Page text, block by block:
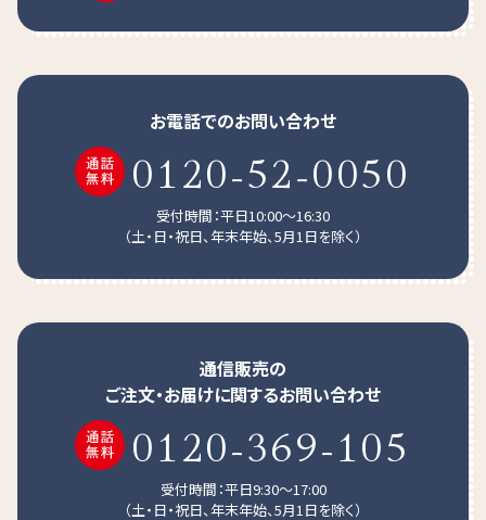
お電話でのお問い合わせ
0120-52-0050
受付時間：平日10:00～16:30
（土・日・祝日、年末年始、5月1日を除く）
通信販売の
ご注文・お届けに関するお問い合わせ
0120-369-105
受付時間：平日9:30～17:00
（土・日・祝日、年末年始、5月1日を除く）